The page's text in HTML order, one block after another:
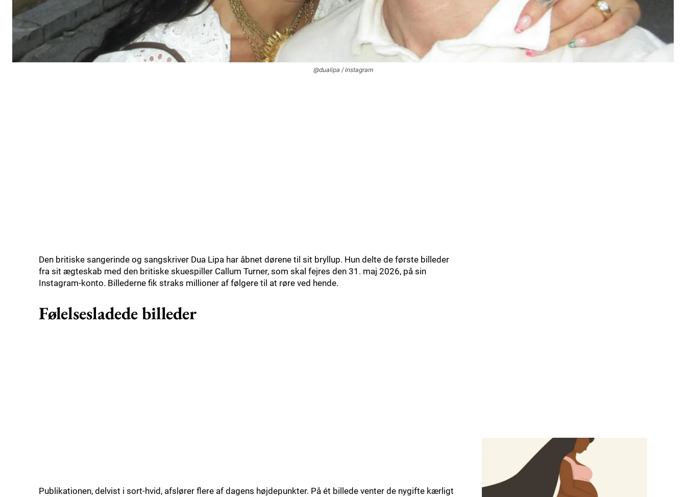
@dualipa / Instagram
Den britiske sangerinde og sangskriver Dua Lipa har åbnet dørene til sit bryllup. Hun delte de første billeder
fra sit ægteskab med den britiske skuespiller Callum Turner, som skal fejres den 31. maj 2026, på sin
Instagram-konto. Billederne fik straks millioner af følgere til at røre ved hende.
Følelsesladede billeder
Publikationen, delvist i sort-hvid, afslører flere af dagens højdepunkter. På ét billede venter de nygifte kærligt